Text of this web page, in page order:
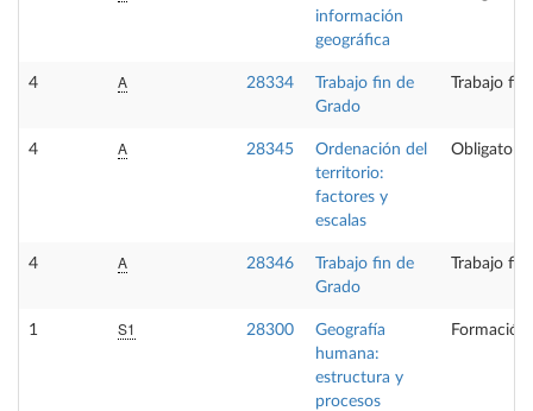
información
geográfica
4 A 28334
Trabajo fin de
Grado
Trabajo
4 A 28345
Ordenación del
territorio:
factores y
escalas
Obligatoria
4 A 28346
Trabajo fin de
Grado
Trabajo
1 S1 28300
Geografía
humana:
estructura y
procesos
Formación